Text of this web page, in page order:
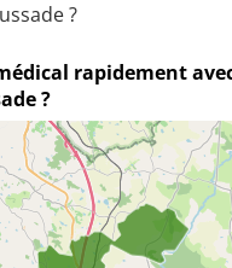
?
rapidement
?